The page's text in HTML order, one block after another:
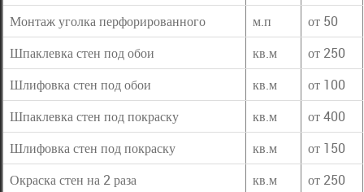
Монтаж уголка перфорированного
м.п
от 50
Шпаклевка стен под обои
кв.м
от 250
Шлифовка стен под обои
кв.м
от 100
Шпаклевка стен под покраску
кв.м
от 400
Шлифовка стен под покраску
кв.м
от 150
Окраска стен на 2 раза
кв.м
от 250